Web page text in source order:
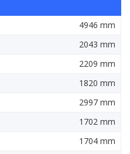
4946 mm
2043 mm
2209 mm
1820 mm
2997 mm
1702 mm
1704 mm